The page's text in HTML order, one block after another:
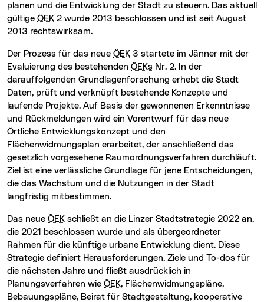
planen und die Entwicklung der Stadt zu steuern. Das aktuell
gültige ÖEK 2 wurde 2013 beschlossen und ist seit August
2013 rechtswirksam.
Der Prozess für das neue ÖEK 3 startete im Jänner mit der
Evaluierung des bestehenden ÖEKs Nr. 2. In der
darauffolgenden Grundlagenforschung erhebt die Stadt
Daten, prüft und verknüpft bestehende Konzepte und
laufende Projekte. Auf Basis der gewonnenen Erkenntnisse
und Rückmeldungen wird ein Vorentwurf für das neue
Örtliche Entwicklungskonzept und den
Flächenwidmungsplan erarbeitet, der anschließend das
gesetzlich vorgesehene Raumordnungsverfahren durchläuft.
Ziel ist eine verlässliche Grundlage für jene Entscheidungen,
die das Wachstum und die Nutzungen in der Stadt
langfristig mitbestimmen.
Das neue ÖEK schließt an die Linzer Stadtstrategie 2022 an,
die 2021 beschlossen wurde und als übergeordneter
Rahmen für die künftige urbane Entwicklung dient. Diese
Strategie definiert Herausforderungen, Ziele und To-dos für
die nächsten Jahre und fließt ausdrücklich in
Planungsverfahren wie ÖEK, Flächenwidmungspläne,
Bebauungspläne, Beirat für Stadtgestaltung, kooperative